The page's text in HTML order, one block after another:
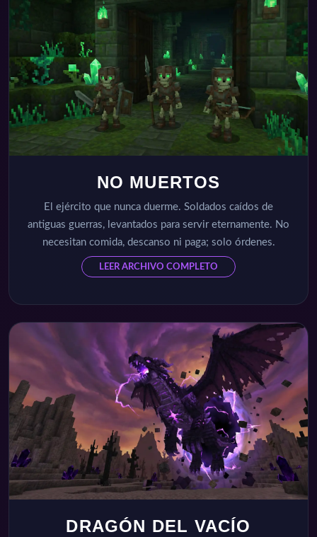
NO MUERTOS
El ejército que nunca duerme. Soldados caídos de
antiguas guerras, levantados para servir eternamente. No
necesitan comida, descanso ni paga; solo órdenes.
LEER ARCHIVO COMPLETO
DRAGÓN DEL VACÍO